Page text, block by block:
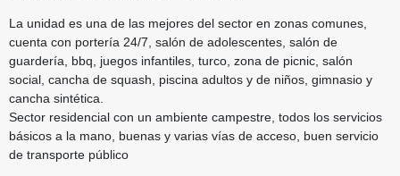
La unidad es una de las mejores del sector en zonas comunes,
cuenta con portería 24/7, salón de adolescentes, salón de
guardería, bbq, juegos infantiles, turco, zona de picnic, salón
social, cancha de squash, piscina adultos y de niños, gimnasio y
cancha sintética.
Sector residencial con un ambiente campestre, todos los servicios
básicos a la mano, buenas y varias vías de acceso, buen servicio
de transporte público